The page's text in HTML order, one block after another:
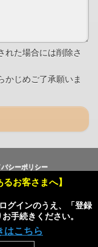
お客さまへ】
グインのうえ、「登録
手続きください。
れた場合には削除さ
かじめご了承願いま
バシーポリシー
by